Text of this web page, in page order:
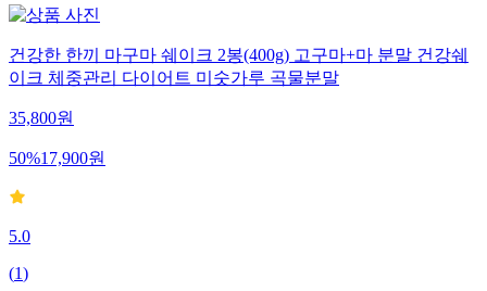
건강한 한끼 마구마 쉐이크 2봉(400g) 고구마+마 분말 건강쉐
이크 체중관리 다이어트 미숫가루 곡물분말
35,800원
50%17,900원
5.0
(1)